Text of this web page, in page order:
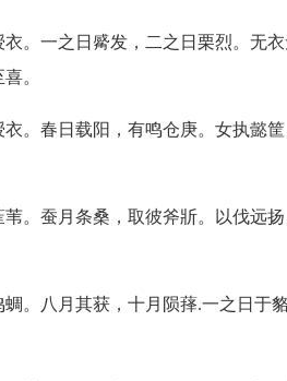
一之日觱发，二之日栗烈。无衣
。
春日载阳，有鸣仓庚。女执懿筐
蚕月条桑，取彼斧斨。以伐远扬
八月其获，十月陨萚.一之日于